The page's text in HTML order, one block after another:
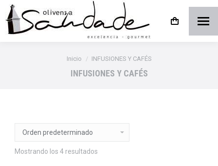
Estás aquí:
Inicio INFUSIONES Y CAFÉS
INFUSIONES Y CAFÉS
Mostrando los 4 resultados